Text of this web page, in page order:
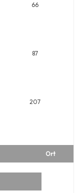
66
87
207
Ort